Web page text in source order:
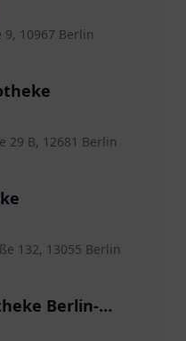
10967 Berlin
29 B, 12681 Berlin
132, 13055 Berlin
Berlin-